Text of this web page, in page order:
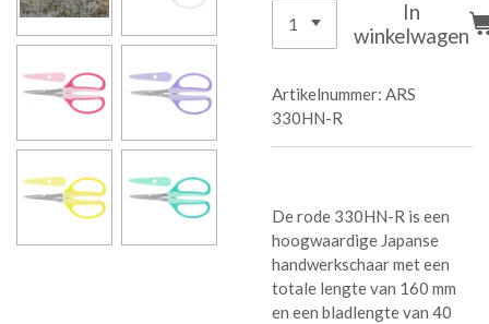
In
winkelwagen
Artikelnummer: ARS
330HN-R
De rode 330HN-R is een
hoogwaardige Japanse
handwerkschaar met een
totale lengte van 160 mm
en een bladlengte van 40